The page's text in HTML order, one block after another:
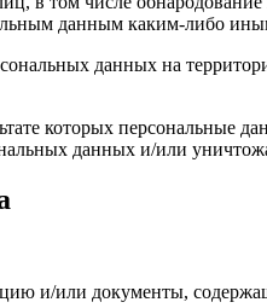
данным каким-либо
данных на
которых персональные
данных и/или
и/или документы,